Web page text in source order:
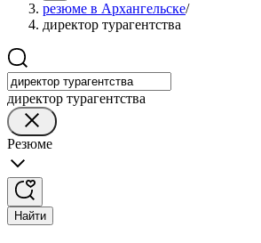
резюме в Архангельске/
директор турагентства
директор турагентства
Резюме
Найти